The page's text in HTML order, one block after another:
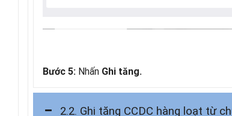
Bước 5: Nhấn Ghi tăng.
2.2. Ghi tăng CCDC hàng loạt từ